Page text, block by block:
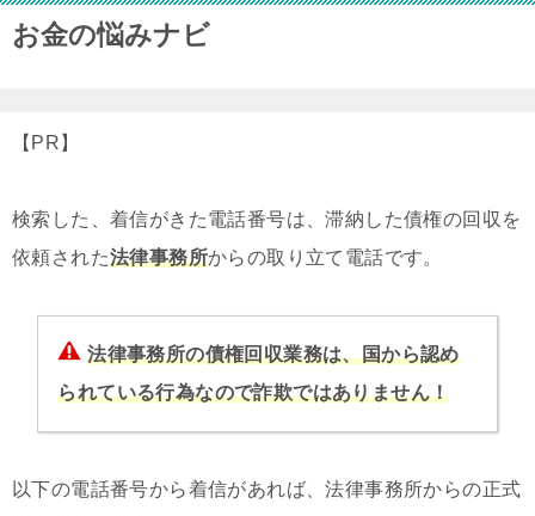
お金の悩みナビ
【PR】
検索した、着信がきた電話番号は、滞納した債権の回収を
依頼された法律事務所からの取り立て電話です。
法律事務所の債権回収業務は、国から認め
られている行為なので詐欺ではありません！
以下の電話番号から着信があれば、法律事務所からの正式